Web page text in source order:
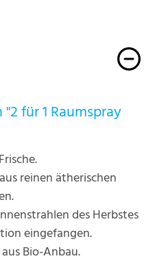
für 1 Raumspray
reinen ätherischen
des Herbstes
eingefangen.
Bio-Anbau.